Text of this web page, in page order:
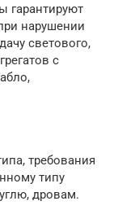
гарантируют
нарушении
светового,
с
требования
типу
дровам.